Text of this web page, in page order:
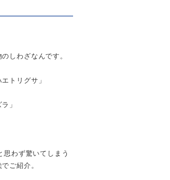
しわざなんです。
トリグサ」
」
わず驚いてしまう
ご紹介。